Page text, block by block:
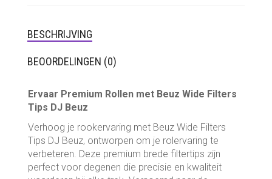
BESCHRIJVING
BEOORDELINGEN (0)
Ervaar Premium Rollen met Beuz Wide Filters
Tips DJ Beuz
Verhoog je rookervaring met Beuz Wide Filters
Tips DJ Beuz, ontworpen om je rolervaring te
verbeteren. Deze premium brede filtertips zijn
perfect voor degenen die precisie en kwaliteit